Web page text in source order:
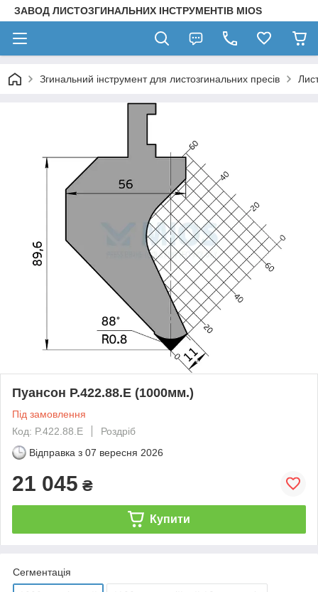
ЗАВОД ЛИСТОЗГИНАЛЬНИХ ІНСТРУМЕНТІВ MIOS
Згинальний інструмент для листозгинальних пресів
Пуансон P.422.88.E (1000мм.)
Під замовлення
Код: P.422.88.E
Роздріб
Відправка з 07 вересня 2026
21 045 ₴
Купити
Сегментація